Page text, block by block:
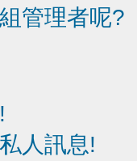
管理者呢?
人訊息!